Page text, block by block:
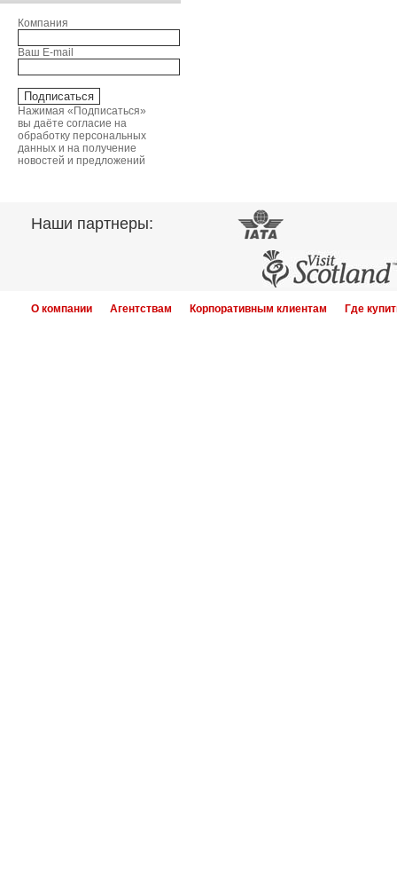
Компания
Ваш E-mail
Нажимая «Подписаться»
вы даёте согласие на
обработку персональных
данных и на получение
новостей и предложений
Наши партнеры:
О компании Агентствам Корпоративным клиентам Где